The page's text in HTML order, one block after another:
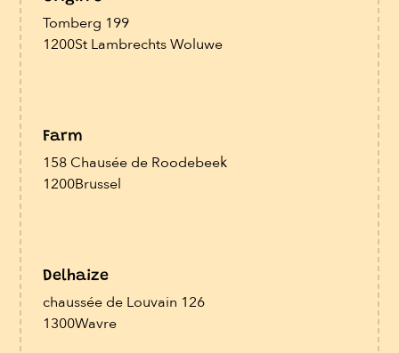
Tomberg 199
1200St Lambrechts Woluwe
Farm
158 Chausée de Roodebeek
1200Brussel
Delhaize
chaussée de Louvain 126
1300Wavre